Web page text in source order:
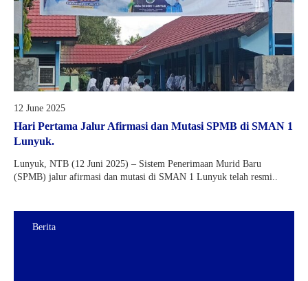
12 June 2025
Hari Pertama Jalur Afirmasi dan Mutasi SPMB di SMAN 1
Lunyuk.
Lunyuk, NTB (12 Juni 2025) – Sistem Penerimaan Murid Baru
(SPMB) jalur afirmasi dan mutasi di SMAN 1 Lunyuk telah resmi..
Berita